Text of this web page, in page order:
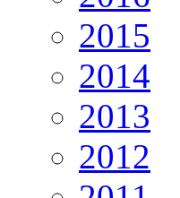
2015
2014
2013
2012